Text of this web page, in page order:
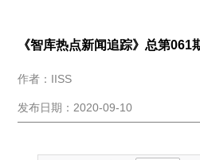
《智库热点新闻追踪》总第061
作者：IISS
发布日期：2020-09-10